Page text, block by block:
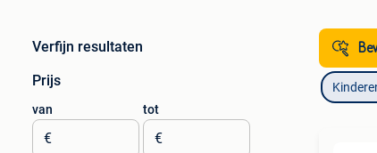
Verfijn resultaten
Prijs
van
€
tot
€